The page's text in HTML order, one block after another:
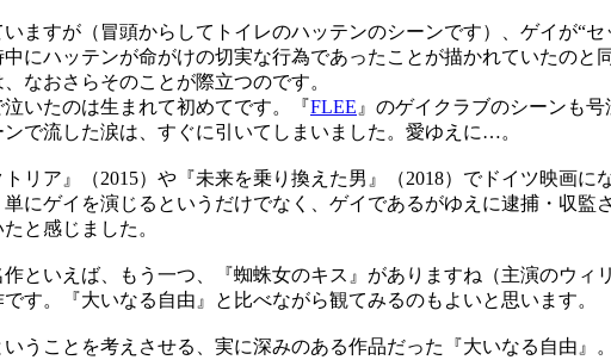
ますが（冒頭からしてトイレのハッテンのシーンです）、ゲイが“
にハッテンが命がけの切実な行為であったことが描かれていたの
なおさらそのことが際立つのです。
いたのは生まれて初めてです。『FLEE 』のゲイクラブのシーンも
で流した涙は、すぐに引いてしまいました。愛ゆえに…。
リア』（2015）や『未来を乗り換えた男』（2018）でドイツ映画
にゲイを演じるというだけでなく、ゲイであるがゆえに逮捕・収
と感じました。
といえば、もう一つ、『蜘蛛女のキス』がありますね（主演のウ
す。『大いなる自由』と比べながら観てみるのもよいと思います。
うことを考えさせる、実に深みのある作品だった『大いなる自由』